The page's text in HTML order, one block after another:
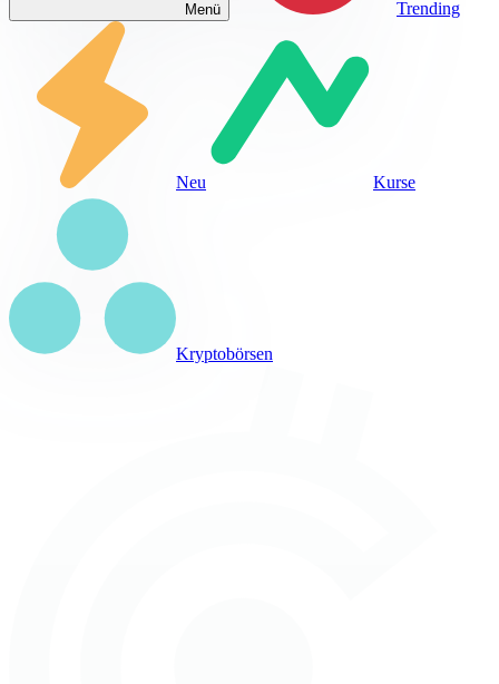
Menü Trending
Neu Kurse
Kryptobörsen